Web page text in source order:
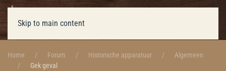
Skip to main content
Home Forum Historische apparatuur
Algemeen
Gek geval